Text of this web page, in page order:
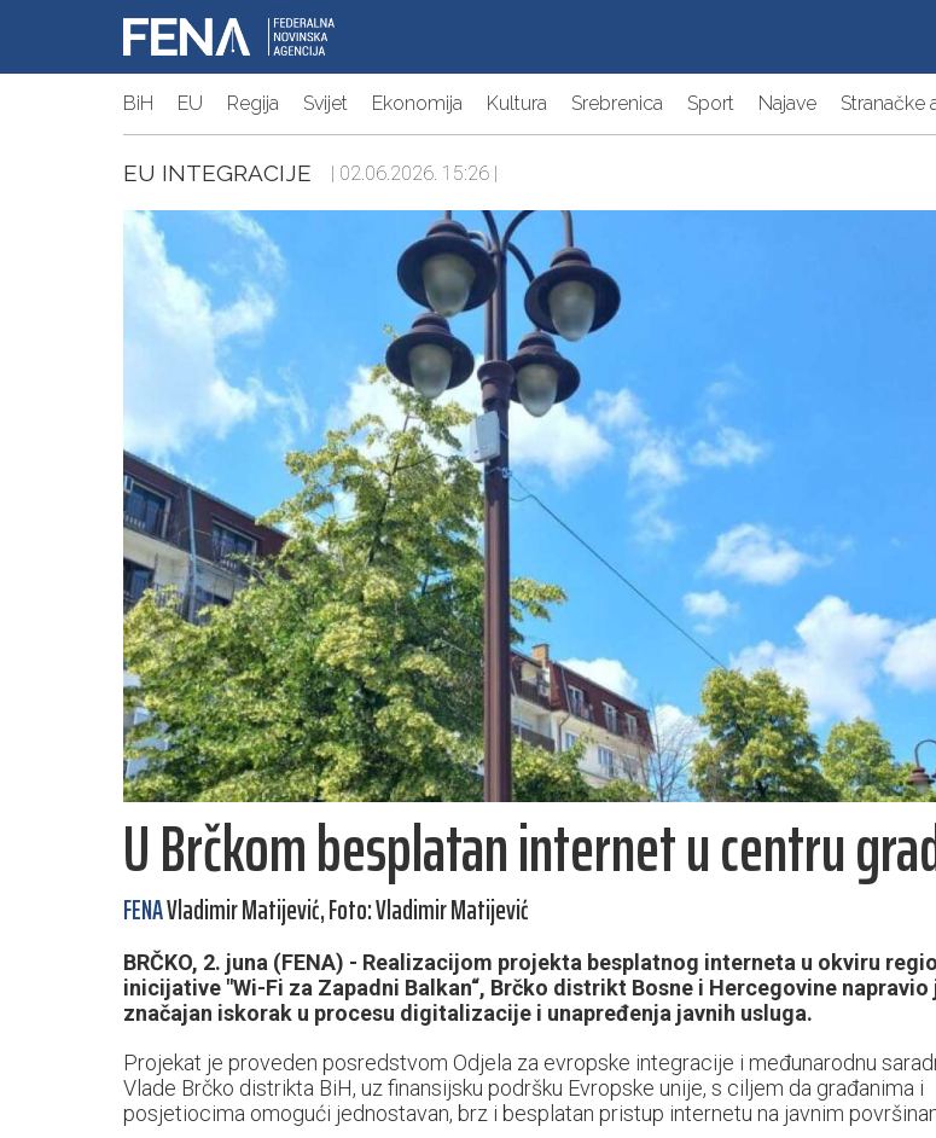
BiH EU Regija Svijet Ekonomija Kultura Srebrenica Sport Najave Stranačke
EU INTEGRACIJE | 02.06.2026. 15:26 |
U Brčkom besplatan internet u centru
FENAVladimir Matijević, Foto: Vladimir Matijević
BRČKO, 2. juna (FENA) - Realizacijom projekta besplatnog interneta u okviru
inicijative "Wi-Fi za Zapadni Balkan“, Brčko distrikt Bosne i Hercegovine napravio
značajan iskorak u procesu digitalizacije i unapređenja javnih usluga.
Projekat je proveden posredstvom Odjela za evropske integracije i međunarodnu
Vlade Brčko distrikta BiH, uz finansijsku podršku Evropske unije, s ciljem da građanima i
posjetiocima omogući jednostavan, brz i besplatan pristup internetu na javnim